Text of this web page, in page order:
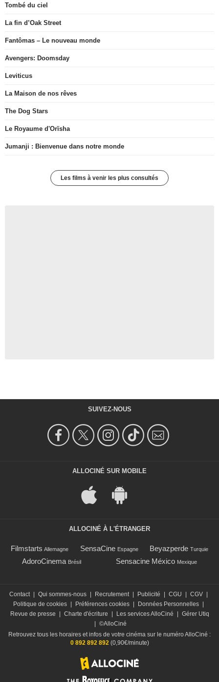
Tombé du ciel
La fin d’Oak Street
Fantômas – Le nouveau monde
Avengers: Doomsday
Leviticus
La Maison de nos rêves
The Dog Stars
Le Royaume d'Orïsha
Jumanji : Bienvenue dans notre monde
Les films à venir les plus consultés
SUIVEZ-NOUS
ALLOCINÉ SUR MOBILE
ALLOCINÉ À L'ÉTRANGER
Filmstarts Allemagne SensaCine Espagne Beyazperde Turquie
AdoroCinema Brésil Sensacine México Mexique
Contact Qui sommes-nous Recrutement Publicité CGU CGV
Politique de cookies
Préférences cookies Données Personnelles
Revue de presse
Charte d'écriture Les services AlloCiné
Gérer Utiq
©AlloCiné
Retrouvez tous les horaires et infos de votre cinéma sur le numéro AlloCiné :
0 892 892 892(0,90€/minute)